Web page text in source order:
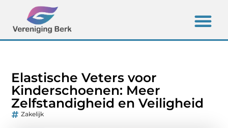
Elastische Veters voor
Kinderschoenen: Meer
Zelfstandigheid en Veiligheid
Zakelijk